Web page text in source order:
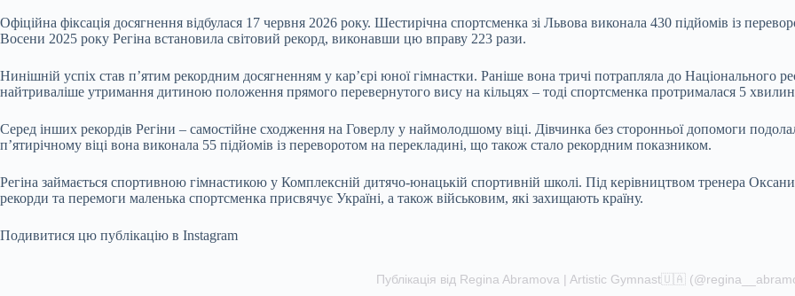
Офіційна фіксація досягнення відбулася 17 червня 2026 року. Шестирічна спортсменка зі Львова виконала 430 підйомів із
Восени 2025 року Регіна встановила світовий рекорд, виконавши цю вправу 223 рази.
Нинішній успіх став п’ятим рекордним досягненням у кар’єрі юної гімнастки. Раніше вона тричі потрапляла до Національного
найтриваліше утримання дитиною положення прямого перевернутого вису на кільцях – тоді спортсменка протрималася 5
Серед інших рекордів Регіни – самостійне сходження на Говерлу у наймолодшому віці. Дівчинка без сторонньої допомоги
п’ятирічному віці вона виконала 55 підйомів із переворотом на перекладині, що також стало рекордним показником.
Регіна займається спортивною гімнастикою у Комплексній дитячо-юнацькій спортивній школі. Під керівництвом тренера
рекорди та перемоги маленька спортсменка присвячує Україні, а також військовим, які захищають країну.
Подивитися цю публікацію в Instagram
Публікація від Regina Abramova | Artistic Gymnast🇺🇦